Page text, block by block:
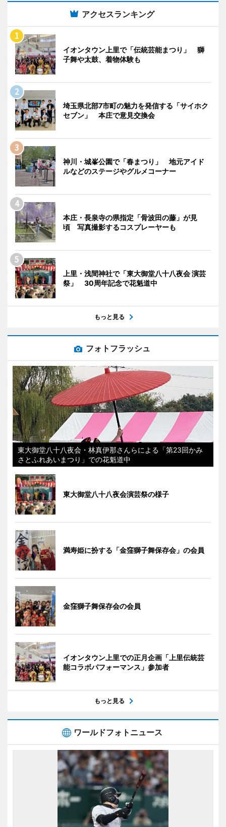
アクセスランキング
イオンタウン上里で「伝統芸能まつり」 獅
子舞や太鼓、着物体験も
埼玉県北部7市町の魅力を発信する「サイホク
セブン」 本庄で意見交換会
神川・城峯公園で「春まつり」 地元アイド
ルなどのステージやグルメコーナー
本庄・長泉寺の県指定「骨波田の藤」が見
頃 写真撮影するコスプレーヤーも
上里・浅間神社で「東大御堂八十八夜会 演芸
祭」 30周年記念で花魁道中
もっと見る
フォトフラッシュ
東大御堂八十八夜会・林真伊那さんらによる「第23回かみ
さとふれあいまつり」での花魁道中
東大御堂八十八夜会演芸祭の様子
満寿姫に扮する「金窪獅子舞保存会」の会員
金窪獅子舞保存会の会員
イオンタウン上里での正月企画「上里伝統芸
能コラボパフォーマンス」参加者
もっと見る
ワールドフォトニュース